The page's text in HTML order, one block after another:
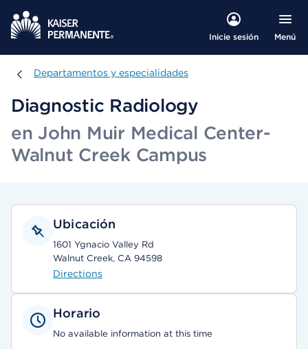
Inicie sesión Menú
Departamentos y especialidades
Departamentos y especialidades
Diagnostic Radiology
en John Muir Medical Center-
Walnut Creek Campus
Ubicación
1601 Ygnacio Valley Rd
Walnut Creek, CA 94598
Directions
Horario
No available information at this time